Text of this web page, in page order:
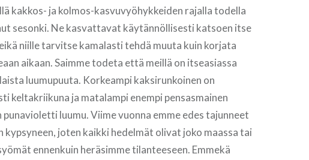
kakkos- ja kolmos-kasvuvyöhykkeiden rajalla todella
sesonki. Ne kasvattavat käytännöllisesti katsoen itse
niille tarvitse kamalasti tehdä muuta kuin korjata
aikaan. Saimme todeta että meillä on itseasiassa
luumupuuta. Korkeampi kaksirunkoinen on
keltakriikuna ja matalampi enempi pensasmainen
punavioletti luumu. Viime vuonna emme edes tajunneet
kypsyneen, joten kaikki hedelmät olivat joko maassa tai
ennenkuin heräsimme tilanteeseen. Emmekä